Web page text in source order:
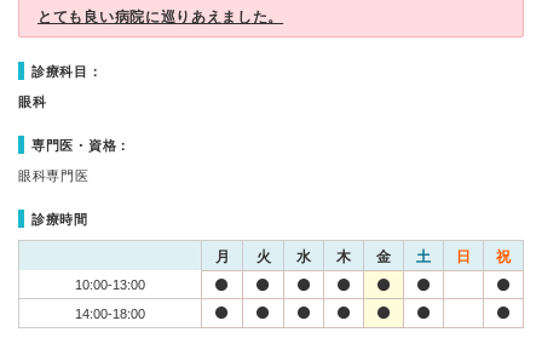
とても良い病院に巡りあえました。
診療科目：
眼科
専門医・資格：
眼科専門医
診療時間
月 火 水 木 金 土 日 祝
10:00-13:00
14:00-18:00